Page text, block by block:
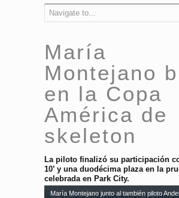
Navigate to...
María
Montejano
en la Copa
América de
skeleton
La piloto finalizó su participación
10’ y una duodécima plaza en la
celebrada en Park City.
María Montejano junto al también piloto